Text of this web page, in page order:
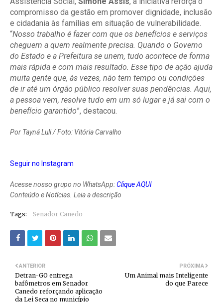
compromisso da gestão em promover dignidade, inclusão
e cidadania às famílias em situação de vulnerabilidade.
“Nosso trabalho é fazer com que os benefícios e serviços
cheguem a quem realmente precisa. Quando o Governo
do Estado e a Prefeitura se unem, tudo acontece de forma
mais rápida e com mais resultado. Esse tipo de ação ajuda
muita gente que, às vezes, não tem tempo ou condições
de ir até um órgão público resolver suas pendências. Aqui,
a pessoa vem, resolve tudo em um só lugar e já sai com o
benefício garantido”, destacou.
Por Tayná Luli / Foto: Vitória Carvalho
Seguir no Instagram
Acesse nosso grupo no WhatsApp:Clique AQUI
Conteúdo e Notícias. Leia a descrição
Tags: Senador Canedo
PRÓXIMA
Um Animal mais Inteligente
do que Parece
ANTERIOR
Detran-GO entrega
bafômetros em Senador
Canedo reforçando aplicação
da Lei Seca no município